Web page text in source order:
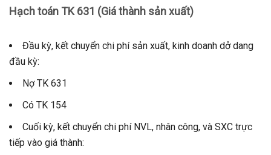
Hạch toán TK 631 (Giá thành sản xuất)
Đầu kỳ, kết chuyển chi phí sản xuất, kinh doanh dở dang
đầu kỳ:
Nợ TK 631
Có TK 154
Cuối kỳ, kết chuyển chi phí NVL, nhân công, và SXC trực
tiếp vào giá thành: